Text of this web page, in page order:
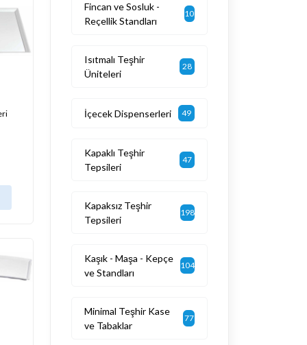
Fincan ve Sosluk -
Reçellik Standları
10
Isıtmalı Teşhir
Üniteleri
28
İçecek Dispenserleri 49
Kapaklı Teşhir
Tepsileri
47
Kapaksız Teşhir
Tepsileri
198
Kaşık - Maşa - Kepçe
ve Standları
104
Minimal Teşhir Kase
ve Tabaklar
77